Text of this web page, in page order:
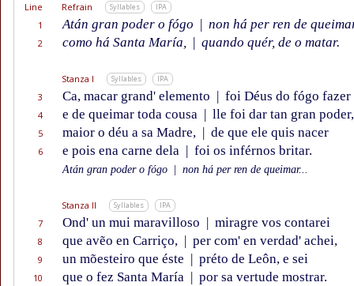
Line Refrain Syllables IPA
1 Atán gran poder o fógo | non há per ren de
2 como há Santa María, | quando quér, de o matar.
Stanza I Syllables IPA
3 Ca, macar grand' elemento | foi Déus do fógo fazer
4 e de queimar toda cousa | lle foi dar tan gran poder,
5 maior o déu a sa Madre, | de que ele quis nacer
6 e pois ena carne dela | foi os inférnos britar.
Atán gran poder o fógo non há per ren de queimar...
Stanza II Syllables IPA
7 Ond' un mui maravilloso | miragre vos contarei
8 que avẽo en Carriço, | per com' en verdad' achei,
9 un mõesteiro que éste | préto de Leôn, e sei
10 que o fez Santa María | por sa vertude mostrar.